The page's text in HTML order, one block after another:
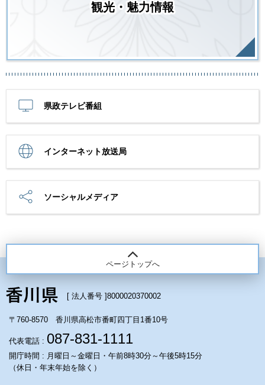
観光・魅力情報
県政テレビ番組
インターネット放送局
ソーシャルメディア
ページトップへ
[ 法人番号 ]8000020370002
〒760-8570 香川県高松市番町四丁目1番10号
代表電話 : 087-831-1111
開庁時間 : 月曜日～金曜日・午前8時30分～午後5時15分
（休日・年末年始を除く）